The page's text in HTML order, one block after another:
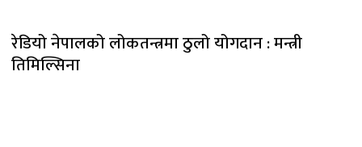
रेडियो नेपालको लोकतन्त्रमा ठुलो योगदान : मन्त्री
तिमिल्सिना